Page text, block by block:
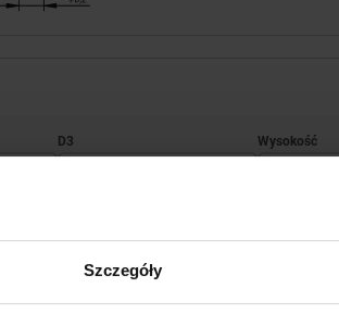
Szczegóły
POWIĘKSZ TABELĘ
Wysyłka od